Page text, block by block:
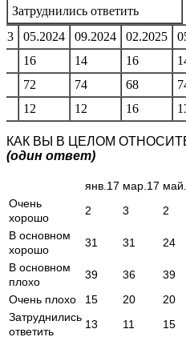
Затруднились ответить
05.2024 09.2024 02.2025
16
14 16
72
74 68
12
12 16
КАК ВЫ В ЦЕЛОМ
(один ответ)
янв.17 мар.17
Очень
хорошо
2 3 2
В основном
хорошо
31 31 24
В основном
плохо
39 36 39
Очень плохо
15 20 20
Затруднились
ответить
13 11 15